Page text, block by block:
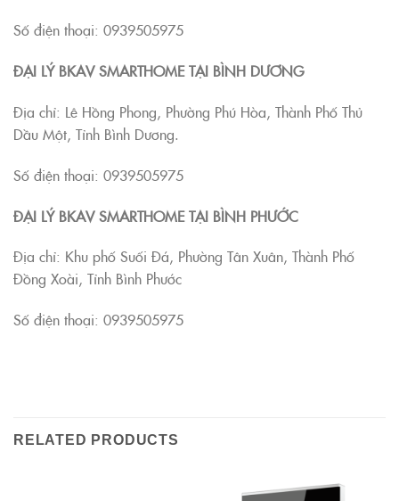
Số điện thoại: 0939505975
ĐẠI LÝ BKAV SMARTHOME TẠI BÌNH DƯƠNG
Địa chỉ: Lê Hồng Phong, Phường Phú Hòa, Thành Phố Thủ
Dầu Một, Tỉnh Bình Dương.
Số điện thoại: 0939505975
ĐẠI LÝ BKAV SMARTHOME TẠI BÌNH PHƯỚC
Địa chỉ: Khu phố Suối Đá, Phường Tân Xuân, Thành Phố
Đồng Xoài, Tỉnh Bình Phước
Số điện thoại: 0939505975
RELATED PRODUCTS